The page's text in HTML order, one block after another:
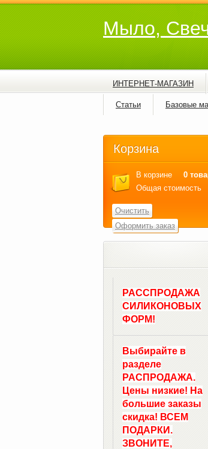
Мыло,
ИНТЕРНЕТ-МАГАЗИН
Статьи Базовые
Корзина
В корзине
0
Общая стоимость
Очистить
Оформить заказ
РАССПРОДАЖА
СИЛИКОНОВЫХ
ФОРМ!
Выбирайте в
разделе
РАСПРОДАЖА.
Цены низкие! На
большие заказы
скидка! ВСЕМ
ПОДАРКИ.
ЗВОНИТЕ,